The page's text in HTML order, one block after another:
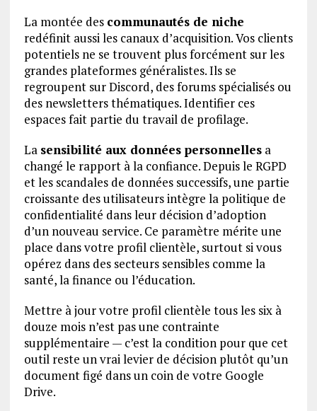
La montée des communautés de niche
redéfinit aussi les canaux d’acquisition. Vos clients
potentiels ne se trouvent plus forcément sur les
grandes plateformes généralistes. Ils se
regroupent sur Discord, des forums spécialisés ou
des newsletters thématiques. Identifier ces
espaces fait partie du travail de profilage.
La sensibilité aux données personnellesa
changé le rapport à la confiance. Depuis le RGPD
et les scandales de données successifs, une partie
croissante des utilisateurs intègre la politique de
confidentialité dans leur décision d’adoption
d’un nouveau service. Ce paramètre mérite une
place dans votre profil clientèle, surtout si vous
opérez dans des secteurs sensibles comme la
santé, la finance ou l’éducation.
Mettre à jour votre profil clientèle tous les six à
douze mois n’est pas une contrainte
supplémentaire — c’est la condition pour que cet
outil reste un vrai levier de décision plutôt qu’un
document figé dans un coin de votre Google
Drive.